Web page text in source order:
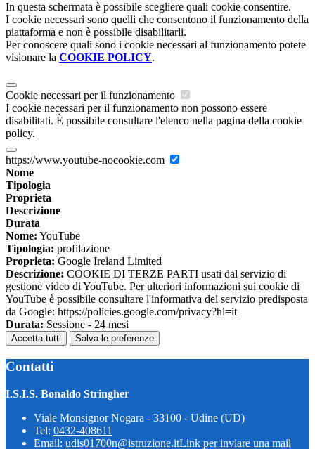
In questa schermata è possibile scegliere quali cookie consentire.
I cookie necessari sono quelli che consentono il funzionamento della
piattaforma e non è possibile disabilitarli.
Per conoscere quali sono i cookie necessari al funzionamento potete
visionare la COOKIE POLICY.
Cookie necessari per il funzionamento
I cookie necessari per il funzionamento non possono essere
disabilitati. È possibile consultare l'elenco nella pagina della cookie
policy.
https://www.youtube-nocookie.com
Nome
Tipologia
Proprieta
Descrizione
Durata
Nome: YouTube
Tipologia: profilazione
Proprieta: Google Ireland Limited
Descrizione: COOKIE DI TERZE PARTI usati dal servizio di
gestione video di YouTube. Per ulteriori informazioni sui cookie di
YouTube è possibile consultare l'informativa del servizio predisposta
da Google: https://policies.google.com/privacy?hl=it
Durata: Sessione - 24 mesi
Accetta tutti Salva le preferenze
Contatti
I.S.I.S. Bonaldo Stringher
Viale Monsignor Nogara - 33100 - Udine (UD)
Tel: 0432-408611
Email: udis01700n@istruzione.itLink per inviare una mail